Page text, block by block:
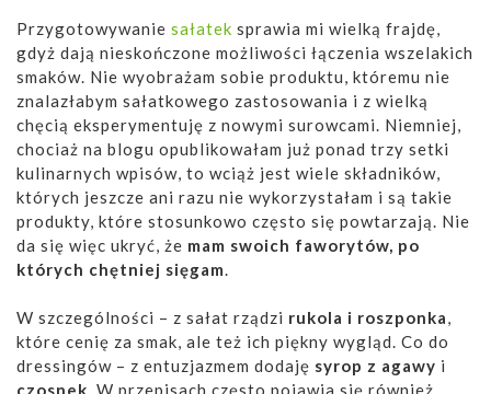
Przygotowywanie sałatek sprawia mi wielką frajdę,
gdyż dają nieskończone możliwości łączenia wszelakich
smaków. Nie wyobrażam sobie produktu, któremu nie
znalazłabym sałatkowego zastosowania i z wielką
chęcią eksperymentuję z nowymi surowcami. Niemniej,
chociaż na blogu opublikowałam już ponad trzy setki
kulinarnych wpisów, to wciąż jest wiele składników,
których jeszcze ani razu nie wykorzystałam i są takie
produkty, które stosunkowo często się powtarzają. Nie
da się więc ukryć, że mam swoich faworytów, po
których chętniej sięgam.
W szczególności – z sałat rządzi rukola i roszponka,
które cenię za smak, ale też ich piękny wygląd. Co do
dressingów – z entuzjazmem dodaję syrop z agawy i
czosnek. W przepisach często pojawia się również